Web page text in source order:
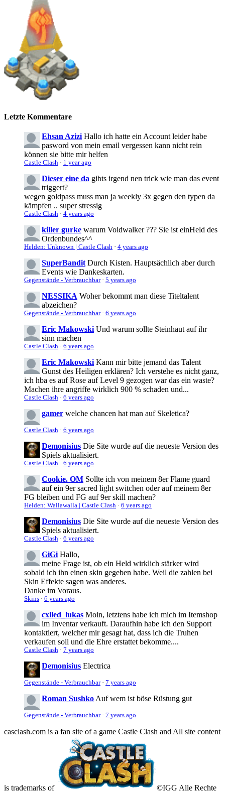
Letzte Kommentare
Ehsan Azizi Hallo ich hatte ein Account leider habe
pasword von mein email vergessen kann nicht rein
können sie bitte mir helfen
Castle Clash · 1 year ago
Dieser eine da gibts irgend nen trick wie man das event
triggert?
wegen goldpass muss man ja weekly 3x gegen den typen da
kämpfen .. super stressig
Castle Clash · 4 years ago
killer gurke warum Voidwalker ??? Sie ist einHeld des
Ordenbundes^^
Helden: Unknown | Castle Clash · 4 years ago
SuperBandit Durch Kisten. Hauptsächlich aber durch
Events wie Dankeskarten.
Gegenstände - Verbrauchbar· 5 years ago
NESSIKA Woher bekommt man diese Titeltalent
abzeichen?
Gegenstände - Verbrauchbar· 6 years ago
Eric Makowski Und warum sollte Steinhaut auf ihr
sinn machen
Castle Clash · 6 years ago
Eric Makowski Kann mir bitte jemand das Talent
Gunst des Heiligen erklären? Ich verstehe es nicht ganz,
ich hba es auf Rose auf Level 9 gezogen war das ein waste?
Machen ihre angriffe wirklich 900 % schaden und...
Castle Clash · 6 years ago
gamer welche chancen hat man auf Skeletica?
Castle Clash · 6 years ago
Demonisius Die Site wurde auf die neueste Version des
Spiels aktualisiert.
Castle Clash · 6 years ago
Cookie. OM Sollte ich von meinem 8er Flame guard
auf ein 9er sacred light switchen oder auf meinem 8er
FG bleiben und FG auf 9er skill machen?
Helden: Wallawalla | Castle Clash · 6 years ago
Demonisius Die Site wurde auf die neueste Version des
Spiels aktualisiert.
Castle Clash · 6 years ago
GiGi Hallo,
meine Frage ist, ob ein Held wirklich stärker wird
sobald ich ihn einen skin gegeben habe. Weil die zahlen bei
Skin Effekte sagen was anderes.
Danke im Voraus.
Skins · 6 years ago
cxlled_lukas Moin, letztens habe ich mich im Itemshop
im Inventar verkauft. Daraufhin habe ich den Support
kontaktiert, welcher mir gesagt hat, dass ich die Truhen
verkaufen soll und die Ehre erstattet bekomme....
Castle Clash · 7 years ago
Demonisius Electrica
Gegenstände - Verbrauchbar· 7 years ago
Roman Sushko Auf wem ist böse Rüstung gut
Gegenstände - Verbrauchbar· 7 years ago
casclash.com is a fan site of a game Castle Clash and All site content
is trademarks of ©IGG Alle Rechte